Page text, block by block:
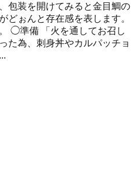
包装を開けてみると金目鯛の
どぉんと存在感を表します。
◯準備 「火を通してお召し
た為、刺身丼やカルパッチョ